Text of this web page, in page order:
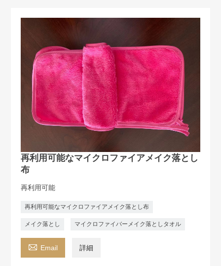
再利用可能なマイクロファイアメイク落とし
布
再利用可能
再利用可能なマイクロファイアメイク落とし布
メイク落とし マイクロファイバーメイク落としタオル
 Email 詳細